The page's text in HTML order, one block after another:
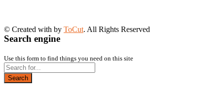
© Created with by ToCut. All Rights Reserved
Search engine
Use this form to find things you need on this site
Search